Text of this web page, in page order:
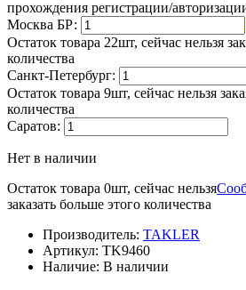
прохождения регистрации/
Москва БР:
Остаток товара 22шт, сейчас нельзя
количества
Санкт-Петербург:
Остаток товара 9шт, сейчас нельзя
количества
Саратов:
Нет в наличии
Остаток товара 0шт, сейчас нельзя
заказать больше этого количества
Производитель: TAKLER
Артикул: TK9460
Наличие: В наличии